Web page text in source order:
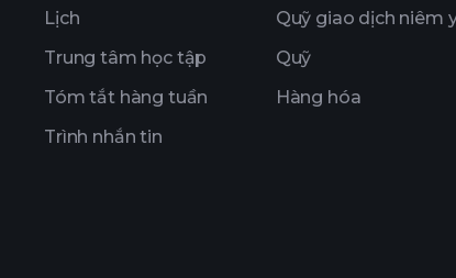
Lịch
Trung tâm học tập
Tóm tắt hàng tuần
Trình nhắn tin
Quỹ giao dịch niêm
Quỹ
Hàng hóa